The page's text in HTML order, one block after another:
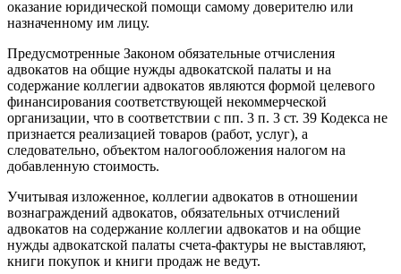
оказание юридической помощи самому доверителю или
назначенному им лицу.
Предусмотренные Законом обязательные отчисления
адвокатов на общие нужды адвокатской палаты и на
содержание коллегии адвокатов являются формой целевого
финансирования соответствующей некоммерческой
организации, что в соответствии с пп. 3 п. 3 ст. 39 Кодекса не
признается реализацией товаров (работ, услуг), а
следовательно, объектом налогообложения налогом на
добавленную стоимость.
Учитывая изложенное, коллегии адвокатов в отношении
вознаграждений адвокатов, обязательных отчислений
адвокатов на содержание коллегии адвокатов и на общие
нужды адвокатской палаты счета-фактуры не выставляют,
книги покупок и книги продаж не ведут.